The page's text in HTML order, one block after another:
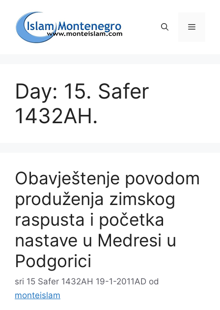
sadržaj
Day: 15. Safer
1432AH.
Obavještenje povodom
produženja zimskog
raspusta i početka
nastave u Medresi u
Podgorici
sri 15 Safer 1432AH 19-1-2011AD od
monteislam